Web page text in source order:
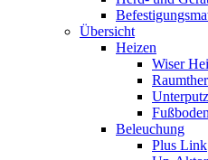
Übersicht
Heizen
Wiser
Beleuchung
Plus Link